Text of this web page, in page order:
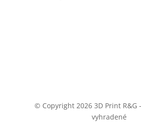
© Copyright 2026 3D Print R&G
vyhradené